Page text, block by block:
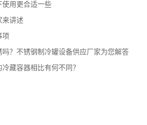
用更合适一些
来讲述
项
？不锈钢制冷罐设备供应厂家为您解答
藏容器相比有何不同？